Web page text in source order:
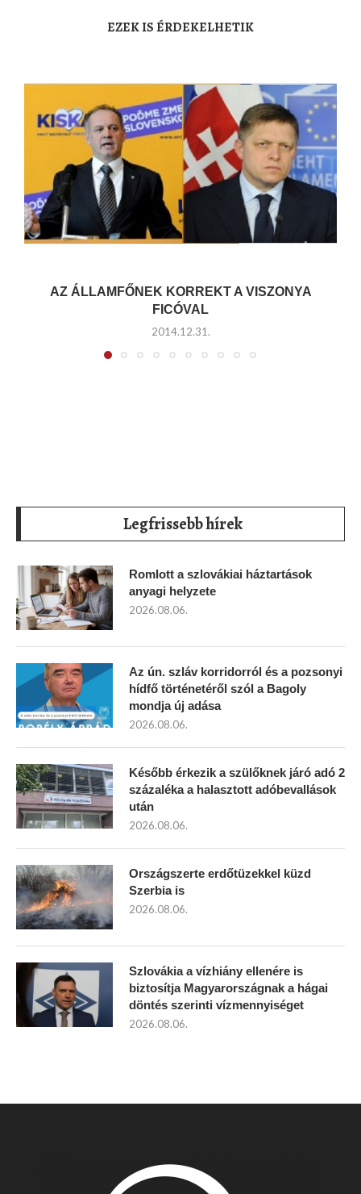
EZEK IS ÉRDEKELHETIK
AZ ÁLLAMFŐNEK KORREKT A VISZONYA
FICÓVAL
2014.12.31.
Legfrissebb hírek
Romlott a szlovákiai háztartások
anyagi helyzete
2026.08.06.
Az ún. szláv korridorról és a pozsonyi
hídfő történetéről szól a Bagoly
mondja új adása
2026.08.06.
Később érkezik a szülőknek járó adó 2
százaléka a halasztott adóbevallások
után
2026.08.06.
Országszerte erdőtüzekkel küzd
Szerbia is
2026.08.06.
Szlovákia a vízhiány ellenére is
biztosítja Magyarországnak a hágai
döntés szerinti vízmennyiséget
2026.08.06.